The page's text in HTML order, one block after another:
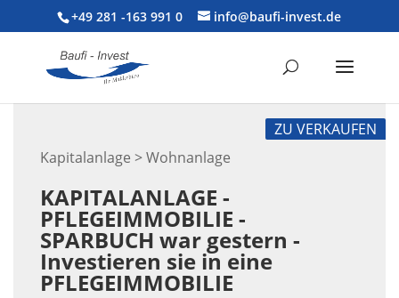
+49 281 -163 991 0 info@baufi-invest.de
Kapitalanlage > Wohnanlage
ZU VERKAUFEN
KAPITALANLAGE -
PFLEGEIMMOBILIE -
SPARBUCH war gestern -
Investieren sie in eine
PFLEGEIMMOBILIE